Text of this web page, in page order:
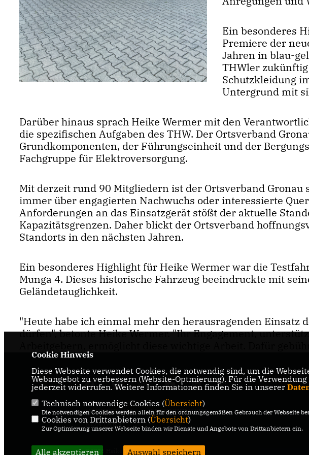
Ein besonderes
Premiere der
Jahren in blau-
THWler
Schutzkleidung
Untergrund mit
Darüber hinaus sprach Heike Wermer mit den
die spezifischen Aufgaben des THW. Der Ortsverband
Grundkomponenten, der Führungseinheit und der
Fachgruppe für Elektroversorgung.
Mit derzeit rund 90 Mitgliedern ist der Ortsverband Gronau
immer über engagierten Nachwuchs oder interessierte
Anforderungen an das Einsatzgerät stößt der aktuelle
Kapazitätsgrenzen. Daher blickt der Ortsverband
Standorts in den nächsten Jahren.
Ein besonderes Highlight für Heike Wermer war die
Munga 4. Dieses historische Fahrzeug beeindruckte mit
Geländetauglichkeit.
"Heute habe ich einmal mehr den herausragenden Einsatz
dürfen", betonte Heike Wermer. "Ihr Engagement,
IMPRESSUM
DATENSCHUTZ
KONTAKT
@2026 Heike Wermer
Cookie Hinweis
Diese Webseite verwendet Cookies, die notwendig sind, um die
Webangebot zu verbessern (Website-Optmierung). Für die
jederzeit widerrufen. Weitere Informationen finden Sie in unserer
Technisch notwendige Cookies (Übersicht)
Die notwendigen Cookies werden allein für den ordnungsgemäßen Gebrauch der Webseite
Cookies von Drittanbietern (Übersicht)
Zur Optimierung unserer Webseite binden wir Dienste und Angebote von Drittanbietern ein.
Alle akzeptieren Auswahl speichern